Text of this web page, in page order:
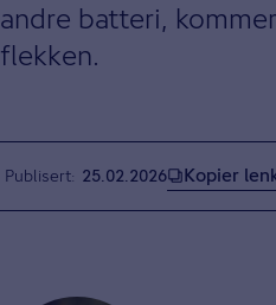
andre batteri,
flekken.
Publisert 25.02.2026 Kopier